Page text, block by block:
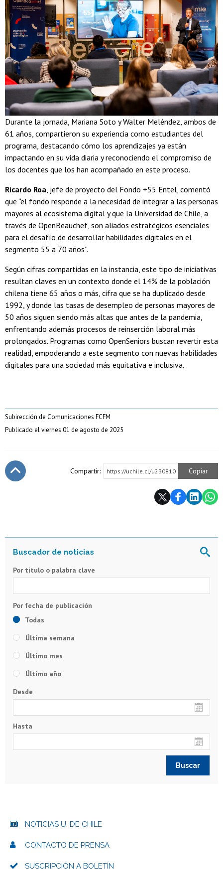
Durante la jornada, Mariana Soto y Walter Meléndez, ambos de
61 años, compartieron su experiencia como estudiantes del
programa, destacando cómo los aprendizajes ya están
impactando en su vida diaria y reconociendo el compromiso de
los docentes que los han acompañado en este proceso.
Ricardo Roa, jefe de proyecto del Fondo +55 Entel, comentó
que “el fondo responde a la necesidad de integrar a las personas
mayores al ecosistema digital y que la Universidad de Chile, a
través de OpenBeauchef, son aliados estratégicos esenciales
para el desafío de desarrollar habilidades digitales en el
segmento 55 a 70 años”.
Según cifras compartidas en la instancia, este tipo de iniciativas
resultan claves en un contexto donde el 14% de la población
chilena tiene 65 años o más, cifra que se ha duplicado desde
1992, y donde las tasas de desempleo de personas mayores de
50 años siguen siendo más altas que antes de la pandemia,
enfrentando además procesos de reinserción laboral más
prolongados. Programas como OpenSeniors buscan revertir esta
realidad, empoderando a este segmento con nuevas habilidades
digitales para una sociedad más equitativa e inclusiva.
Subirección de Comunicaciones FCFM
Publicado el viernes 01 de agosto de 2025
Compartir: https://uchile.cl/u230810 Copiar
Por título o palabra clave
Todas
Última semana
Último mes
Último año
Desde
Hasta
NOTICIAS U. DE CHILE
CONTACTO DE PRENSA
SUSCRIPCIÓN A BOLETÍN